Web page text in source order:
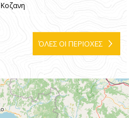
Κοζανη
ΌΛΕΣ ΟΙ ΠΕΡΙΟΧΕΣ